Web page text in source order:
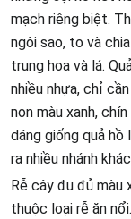
mạch riêng biệt.
ngôi sao, to và
trung hoa và lá.
nhiều nhựa, chỉ
non màu xanh,
dáng giống quả hồ
ra nhiều nhánh
Rễ cây đu đủ
thuộc loại rễ ăn